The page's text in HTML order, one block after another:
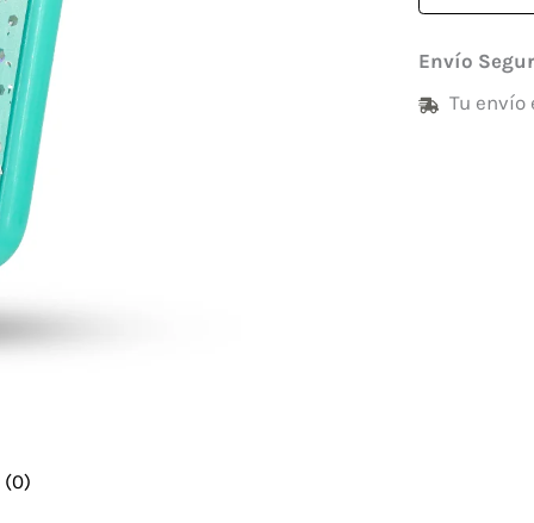
Envío
Tu envío
(0)